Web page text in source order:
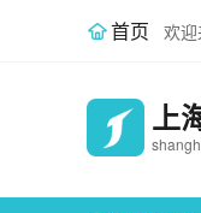
首页 欢
上